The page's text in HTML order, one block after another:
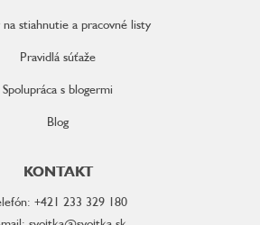
na stiahnutie a pracovné listy
Pravidlá súťaže
Spolupráca s blogermi
Blog
KONTAKT
+421 233 329 180